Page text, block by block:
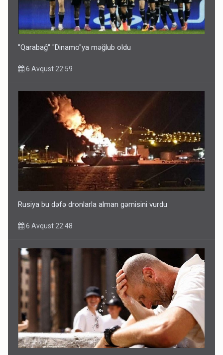
Bu ölkələrə şəxsiyyət vəsiqəsi ilə gedə biləcəksiniz -
SİYAHI
6 Avqust 10:53
Ərdoğana sui-qəsd planının iştirakçısı detalları açıqladı
"Qarabağ" "Dinamo"ya məğlub oldu
6 Avqust 22:59
Rusiya bu dəfə dronlarla alman gəmisini vurdu
6 Avqust 22:48